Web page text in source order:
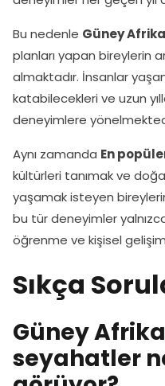
Bu nedenle Güney
planları yapan bireylerin
almaktadır. İnsanlar
katabilecekleri ve uzun
deneyimlere
Aynı zamanda En
kültürleri tanımak ve
yaşamak isteyen
bu tür deneyimler
öğrenme ve kişisel
Sıkça
Güney
seyahatler